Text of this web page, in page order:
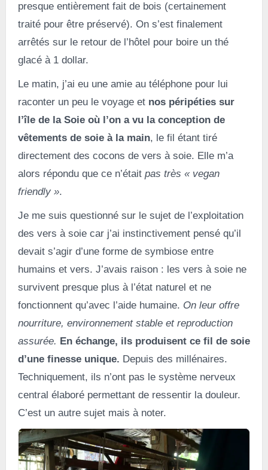
presque entièrement fait de bois (certainement
traité pour être préservé). On s’est finalement
arrêtés sur le retour de l’hôtel pour boire un thé
glacé à 1 dollar.
Le matin, j’ai eu une amie au téléphone pour lui
raconter un peu le voyage et nos péripéties sur
l’île de la Soie où l’on a vu la conception de
vêtements de soie à la main, le fil étant tiré
directement des cocons de vers à soie. Elle m’a
alors répondu que ce n’était pas très « vegan
friendly ».
Je me suis questionné sur le sujet de l’exploitation
des vers à soie car j’ai instinctivement pensé qu’il
devait s’agir d’une forme de symbiose entre
humains et vers. J’avais raison : les vers à soie ne
survivent presque plus à l’état naturel et ne
fonctionnent qu’avec l’aide humaine. On leur offre
nourriture, environnement stable et reproduction
assurée. En échange, ils produisent ce fil de soie
d’une finesse unique. Depuis des millénaires.
Techniquement, ils n’ont pas le système nerveux
central élaboré permettant de ressentir la douleur.
C’est un autre sujet mais à noter.